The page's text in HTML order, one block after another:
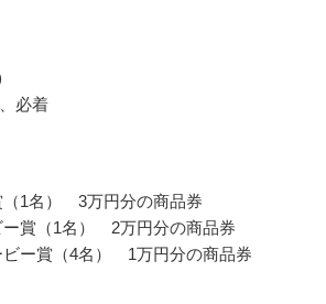
必着
（1名） 3万円分の商品券
ー賞（1名） 2万円分の商品券
ビー賞（4名） 1万円分の商品券